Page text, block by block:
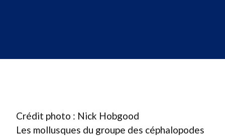
Crédit photo : Nick Hobgood
Les mollusques du groupe des céphalopodes